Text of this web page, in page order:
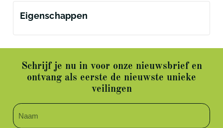
Eigenschappen
Schrijf je nu in voor onze nieuwsbrief en
ontvang als eerste de nieuwste unieke
veilingen